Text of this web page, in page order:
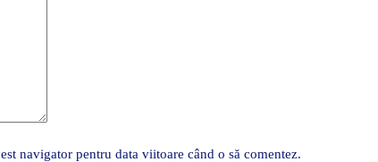
navigator pentru data viitoare când o să comentez.